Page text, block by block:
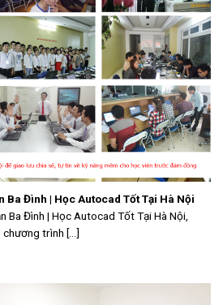
Ba Đình | Học Autocad Tốt Tại Hà Nội
Ba Đình | Học Autocad Tốt Tại Hà Nội,
chương trình [...]